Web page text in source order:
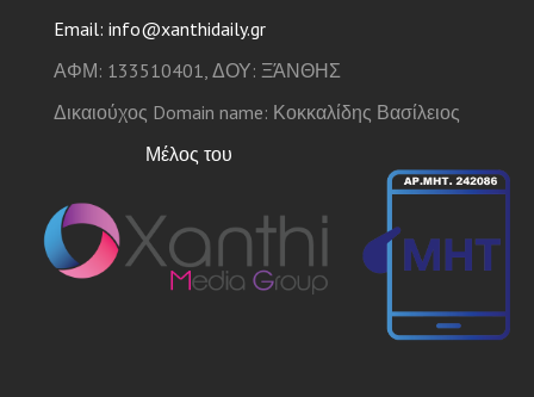
Email: info@xanthidaily.gr
ΑΦΜ: 133510401, ΔΟΥ: ΞΆΝΘΗΣ
Δικαιούχος Domain name: Κοκκαλίδης Βασίλειος
Μέλος του